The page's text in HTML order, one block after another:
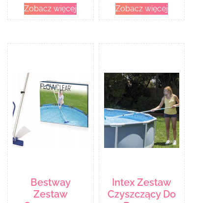
Zobacz więcej Zobacz więcej
Bestway
Zestaw
Intex Zestaw
Czyszczący Do